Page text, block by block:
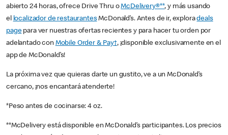
abierto 24 horas, ofrece Drive Thru oMcDelivery®**, y más usando
el localizador de restaurantesMcDonald’s. Antes de ir, exploradeals
pagepara ver nuestras ofertas recientes y para hacer tu orden por
adelantado con Mobile Order & Pay†, ¡disponible exclusivamente en el
app de McDonald’s!
La próxima vez que quieras darte un gustito, ve a un McDonald’s
cercano, ¡nos encantará atenderte!
*Peso antes de cocinarse: 4 oz.
**McDelivery está disponible en McDonald’s participantes. Los precios